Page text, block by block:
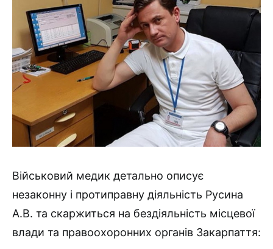
Військовий медик детально описує
незаконну і протиправну діяльність Русина
А.В. та скаржиться на бездіяльність місцевої
влади та правоохоронних органів Закарпаття: